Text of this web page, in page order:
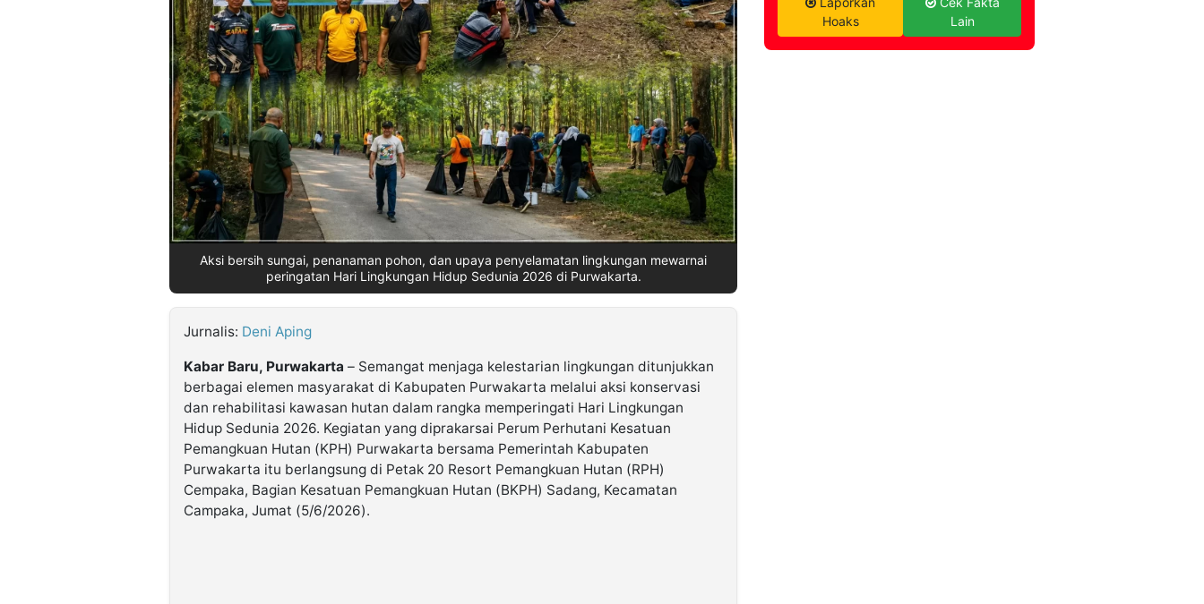
Aksi bersih sungai, penanaman pohon, dan upaya penyelamatan lingkungan mewarnai
peringatan Hari Lingkungan Hidup Sedunia 2026 di Purwakarta.
Jurnalis: Deni Aping
Kabar Baru, Purwakarta – Semangat menjaga kelestarian lingkungan ditunjukkan
berbagai elemen masyarakat di Kabupaten Purwakarta melalui aksi konservasi
dan rehabilitasi kawasan hutan dalam rangka memperingati Hari Lingkungan
Hidup Sedunia 2026. Kegiatan yang diprakarsai Perum Perhutani Kesatuan
Pemangkuan Hutan (KPH) Purwakarta bersama Pemerintah Kabupaten
Purwakarta itu berlangsung di Petak 20 Resort Pemangkuan Hutan (RPH)
Cempaka, Bagian Kesatuan Pemangkuan Hutan (BKPH) Sadang, Kecamatan
Campaka, Jumat (5/6/2026).
Hoaks
Lain